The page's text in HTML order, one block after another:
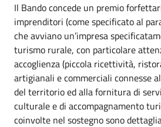
Il Bando concede un premio
imprenditori (come specificato al
che avviano un’impresa
turismo rurale, con particolare
accoglienza (piccola ricettività,
artigianali e commerciali connesse
del territorio ed alla fornitura di
culturale e di accompagnamento
coinvolte nel sostegno sono